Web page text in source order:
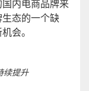
内电商品牌来
态的一个缺
会。
续提升